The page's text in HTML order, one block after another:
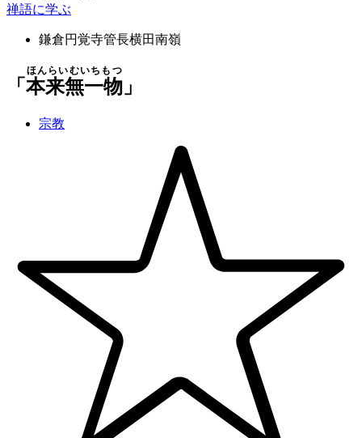
禅語に学ぶ
鎌倉円覚寺管長横田南嶺
「 本来無一物
ほんらいむいちもつ
」
宗教